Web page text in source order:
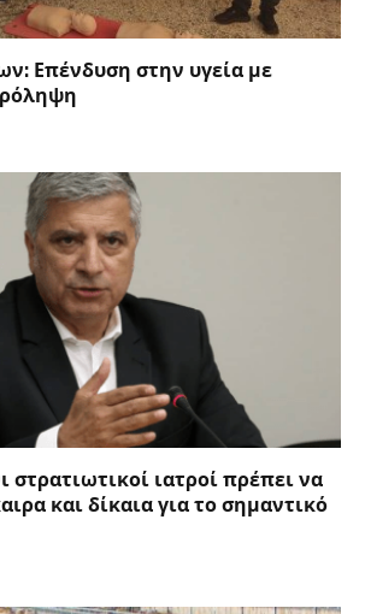
Επένδυση στην υγεία με
στρατιωτικοί ιατροί πρέπει να
και δίκαια για το σημαντικό